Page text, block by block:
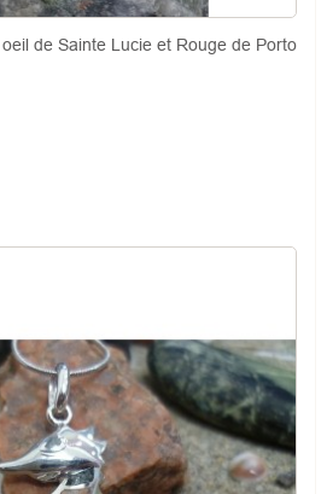
de Sainte Lucie et Rouge de Porto